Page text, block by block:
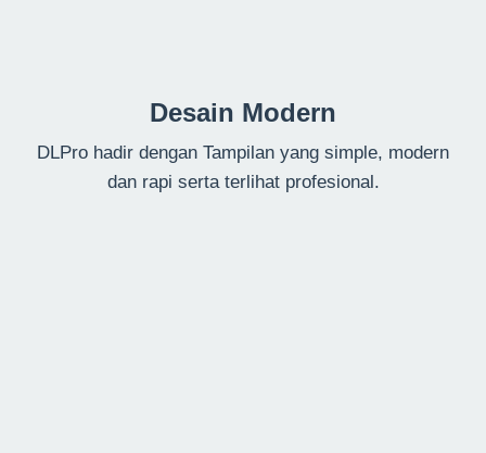
Desain Modern
DLPro hadir dengan Tampilan yang simple, modern
dan rapi serta terlihat profesional.